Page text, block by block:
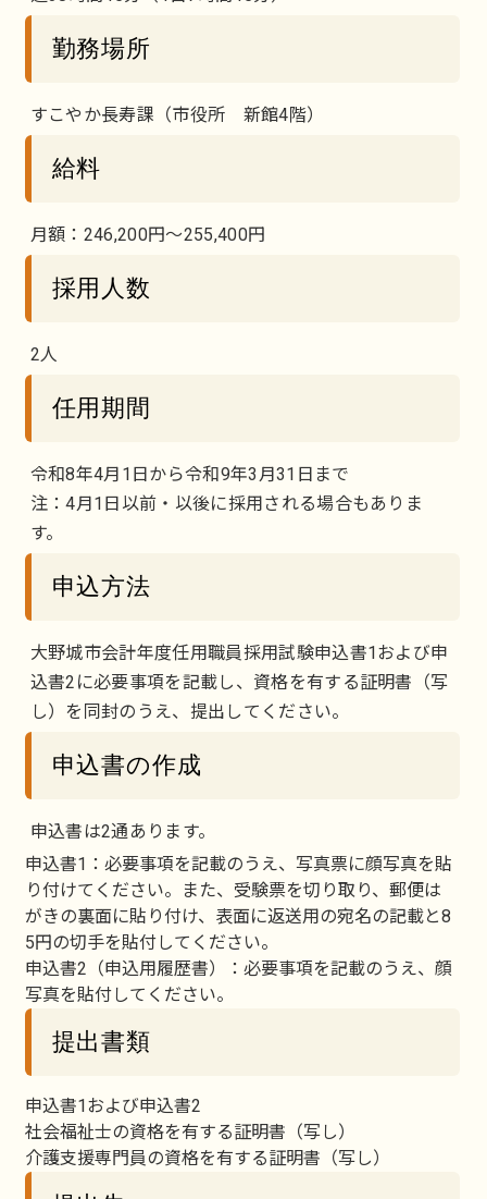
勤務場所
すこやか長寿課（市役所 新館4階）
給料
月額：246,200円～255,400円
採用人数
2人
任用期間
令和8年4月1日から令和9年3月31日まで
注：4月1日以前・以後に採用される場合もありま
す。
申込方法
大野城市会計年度任用職員採用試験申込書1および申
込書2に必要事項を記載し、資格を有する証明書（写
し）を同封のうえ、提出してください。
申込書の作成
申込書は2通あります。
申込書1：必要事項を記載のうえ、写真票に顔写真を貼
り付けてください。また、受験票を切り取り、郵便は
がきの裏面に貼り付け、表面に返送用の宛名の記載と8
5円の切手を貼付してください。
申込書2（申込用履歴書）：必要事項を記載のうえ、顔
写真を貼付してください。
提出書類
申込書1および申込書2
社会福祉士の資格を有する証明書（写し）
介護支援専門員の資格を有する証明書（写し）